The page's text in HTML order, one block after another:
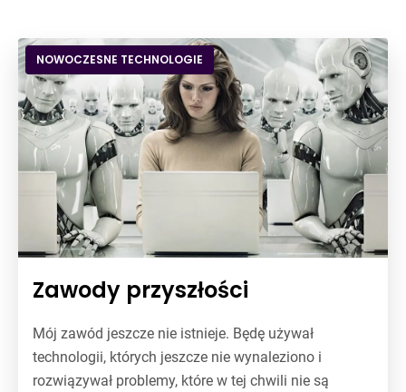
NOWOCZESNE TECHNOLOGIE
Zawody przyszłości
Mój zawód jeszcze nie istnieje. Będę używał
technologii, których jeszcze nie wynaleziono i
rozwiązywał problemy, które w tej chwili nie są